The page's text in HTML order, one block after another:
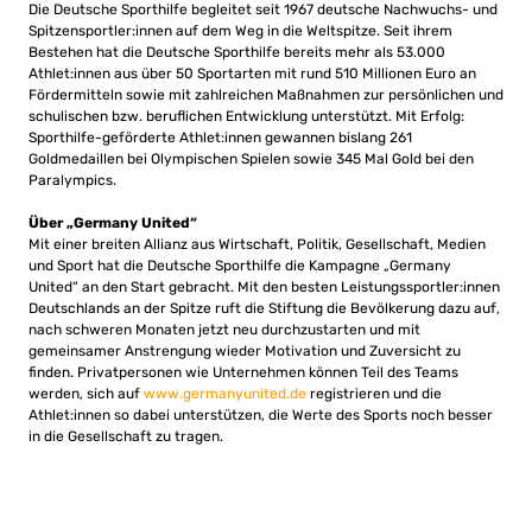
Die Deutsche Sporthilfe begleitet seit 1967 deutsche Nachwuchs- und
Spitzensportler:innen auf dem Weg in die Weltspitze. Seit ihrem
Bestehen hat die Deutsche Sporthilfe bereits mehr als 53.000
Athlet:innen aus über 50 Sportarten mit rund 510 Millionen Euro an
Fördermitteln sowie mit zahlreichen Maßnahmen zur persönlichen und
schulischen bzw. beruflichen Entwicklung unterstützt. Mit Erfolg:
Sporthilfe-geförderte Athlet:innen gewannen bislang 261
Goldmedaillen bei Olympischen Spielen sowie 345 Mal Gold bei den
Paralympics.
Über „Germany United“
Mit einer breiten Allianz aus Wirtschaft, Politik, Gesellschaft, Medien
und Sport hat die Deutsche Sporthilfe die Kampagne „Germany
United“ an den Start gebracht. Mit den besten Leistungssportler:innen
Deutschlands an der Spitze ruft die Stiftung die Bevölkerung dazu auf,
nach schweren Monaten jetzt neu durchzustarten und mit
gemeinsamer Anstrengung wieder Motivation und Zuversicht zu
finden. Privatpersonen wie Unternehmen können Teil des Teams
werden, sich auf www.germanyunited.de registrieren und die
Athlet:innen so dabei unterstützen, die Werte des Sports noch besser
in die Gesellschaft zu tragen.